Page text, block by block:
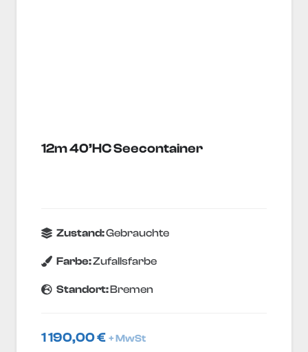
12m 40’HC Seecontainer
Zustand:Gebrauchte
Farbe:Zufallsfarbe
Standort:Bremen
1 190,00€ + MwSt